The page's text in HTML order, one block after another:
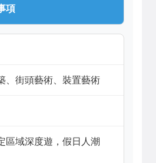
項
、街頭藝術、裝置藝術
區域深度遊，假日人潮